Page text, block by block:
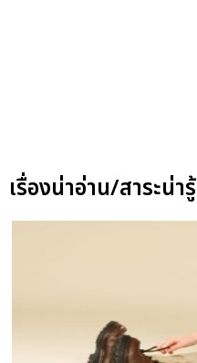
เรื่องน่าอ่าน/สาระน่ารู้